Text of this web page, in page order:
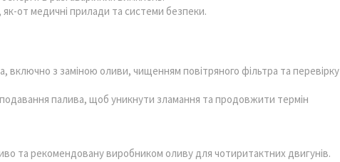
от медичні прилади та системи безпеки.
включно з заміною оливи, чищенням повітряного фільтра та перевірку
палива, щоб уникнути зламання та продовжити термін
та рекомендовану виробником оливу для чотиритактних двигунів.